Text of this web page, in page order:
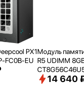
PX1
FC0B-EU
Модуль
R5 UDIMM
14 640